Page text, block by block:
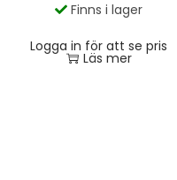
Finns i lager
Logga in för att se pris
Läs mer